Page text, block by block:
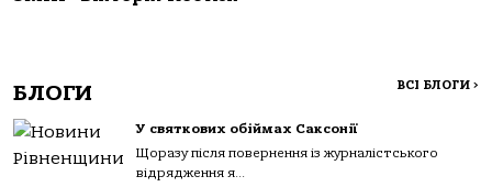
БЛОГИ ВСІ БЛОГИ >
У святкових обіймах Саксонії
Щоразу після повернення із журналістського
відрядження я...